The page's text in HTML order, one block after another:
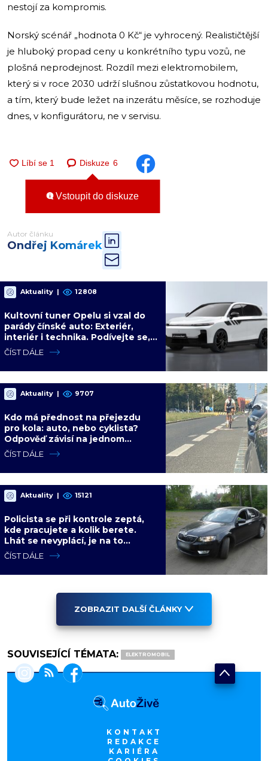
nestojí za kompromis.
Norský scénář „hodnota 0 Kč“ je vyhrocený. Realističtější
je hluboký propad ceny u konkrétního typu vozů, ne
plošná neprodejnost. Rozdíl mezi elektromobilem,
který si v roce 2030 udrží slušnou zůstatkovou hodnotu,
a tím, který bude ležet na inzerátu měsíce, se rozhoduje
dnes, v konfigurátoru, ne v servisu.
Diskuze 6
Vstoupit do diskuze
Autor článku
Ondřej Komárek
Aktuality | 12808
Kultovní tuner Opelu si vzal do
parády čínské auto: Exteriér,
interiér i technika. Podívejte se,
jakého výsledku dosáhl s
Leapmotorem
ČÍST DÁLE
Aktuality | 9707
Kdo má přednost na přejezdu
pro kola: auto, nebo cyklista?
Odpověď závisí na jednom
detailu, který většina řidičů
nezná
ČÍST DÁLE
Aktuality | 15121
Policista se při kontrole zeptá,
kde pracujete a kolik berete.
Lhát se nevyplácí, je na to
konkrétní paragraf
ČÍST DÁLE
ZOBRAZIT DALŠÍ ČLÁNKY
SOUVISEJÍCÍ TÉMATA: ELEKTROMOBIL
KONTAKT
REDAKCE
KARIÉRA